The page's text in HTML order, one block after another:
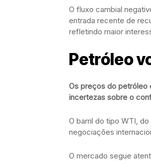
O fluxo cambial
entrada recente de
refletindo maior
Petróleo
Os preços do petróleo
incertezas sobre o
O barril do tipo WTI,
negociações
O mercado segue